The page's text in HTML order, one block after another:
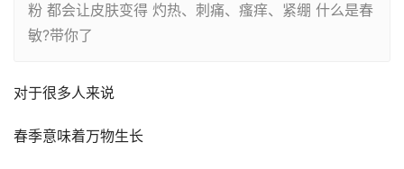
粉 都会让皮肤变得 灼热、刺痛、瘙痒、紧绷 什么是春
敏?带你了
对于很多人来说
春季意味着万物生长